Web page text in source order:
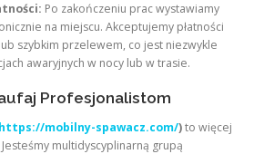
Po zakończeniu prac wystawiamy
na miejscu. Akceptujemy płatności
szybkim przelewem, co jest niezwykle
awaryjnych w nocy lub w trasie.
Profesjonalistom
https://mobilny-spawacz.com/)to więcej
multidyscyplinarną grupą